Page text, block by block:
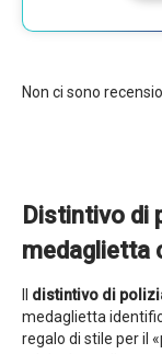
Non ci sono
Distintivo di
medaglietta
distintivo di
medaglietta
regalo di stile per il